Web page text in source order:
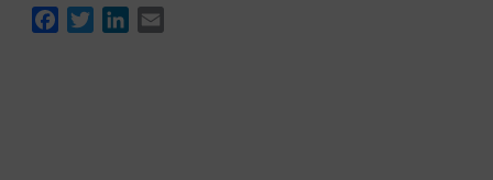
Facebook
TwitterLinkedIn